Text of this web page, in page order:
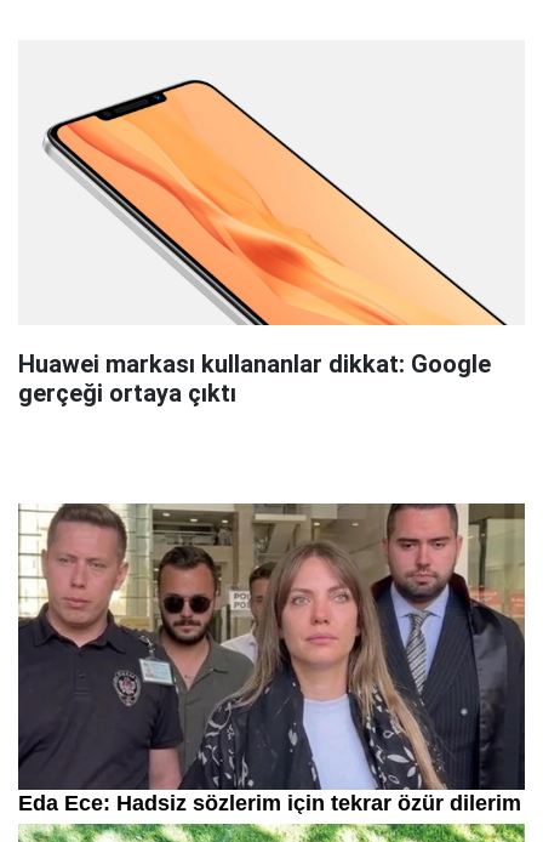
Huawei markası kullananlar dikkat: Google
gerçeği ortaya çıktı